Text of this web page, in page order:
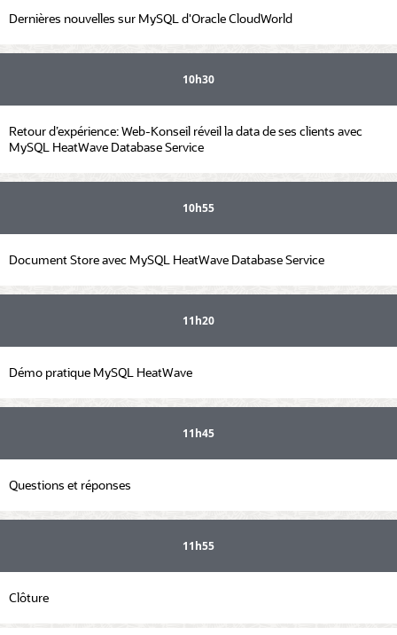
Dernières nouvelles sur MySQL d'Oracle CloudWorld
10h30
Retour d’expérience: Web-Konseil réveil la data de ses clients avec
MySQL HeatWave Database Service
10h55
Document Store avec MySQL HeatWave Database Service
11h20
Démo pratique MySQL HeatWave
11h45
Questions et réponses
11h55
Clôture